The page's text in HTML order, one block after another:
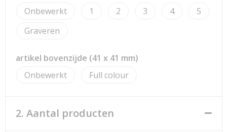
Toilettassen
Waterbestendige tassen
Reistassensets
Duffeltassen
Onbewerkt
1 2 3 4
5
Graveren
artikel bovenzijde (41 x 41 mm)
Onbewerkt
Full colour
2. Aantal producten